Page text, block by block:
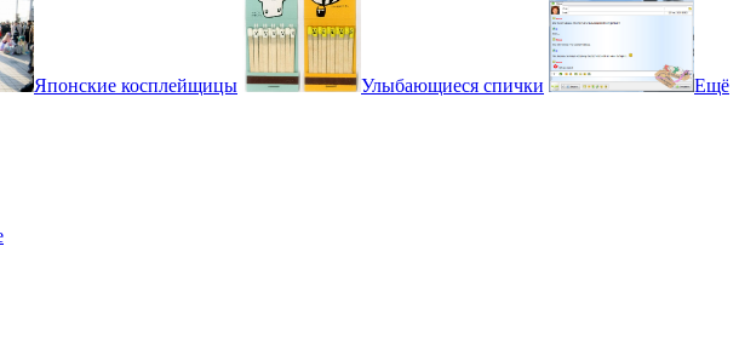
Японские косплейщицы Улыбающиеся спички Ещё